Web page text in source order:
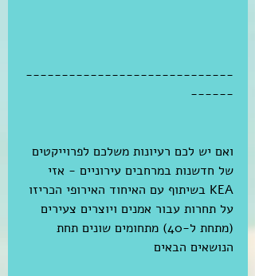
-----------------------------
------
ואם יש לכם רעיונות משלכם לפרוייקטים
של חדשנות במרחבים עירוניים - אזי
KEA בשיתוף עם האיחוד האירופי הכריזו
על תחרות עבור אמנים ויוצרים צעירים
(מתחת ל-40) מתחומים שונים תחת
הנושאים הבאים